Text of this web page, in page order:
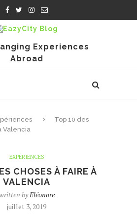
Experiences
Abroad
Top 10 des
Valencia
EXPÉRIENCES
CHOSES À FAIRE À
VALENCIA
byEléonore
juillet 3, 2019